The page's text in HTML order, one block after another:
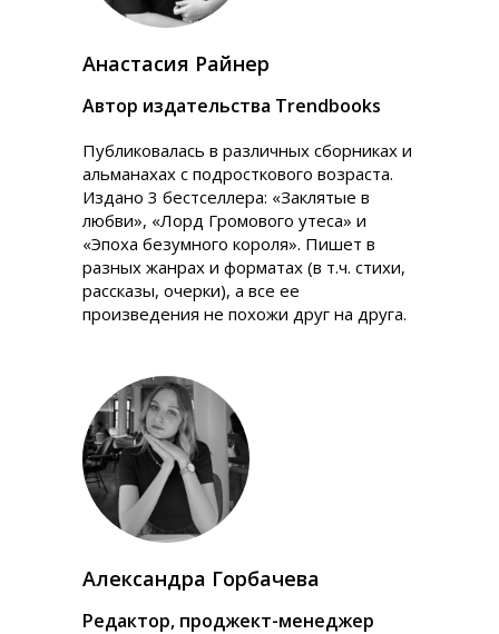
Анастасия Райнер
Автор издательства Trendbooks
Публиковалась в различных сборниках и
альманахах с подросткового возраста.
Издано 3 бестселлера: «Заклятые в
любви», «Лорд Громового утеса» и
«Эпоха безумного короля». Пишет в
разных жанрах и форматах (в т.ч. стихи,
рассказы, очерки), а все ее
произведения не похожи друг на друга.
Александра Горбачева
Редактор, проджект-менеджер